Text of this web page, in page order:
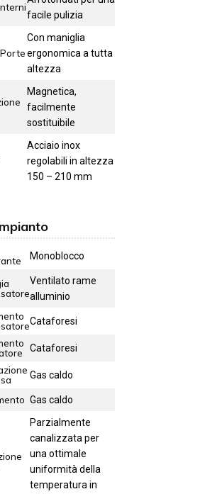
facile pulizia
Con maniglia
ergonomica a tutta
altezza
Magnetica,
facilmente
sostituibile
Acciaio inox
regolabili in altezza
150 – 210 mm
Monoblocco
Ventilato rame
alluminio
Cataforesi
Cataforesi
Gas caldo
Gas caldo
Parzialmente
canalizzata per
una ottimale
uniformità della
temperatura in